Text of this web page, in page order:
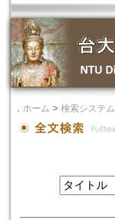
． ホーム > 検索システム